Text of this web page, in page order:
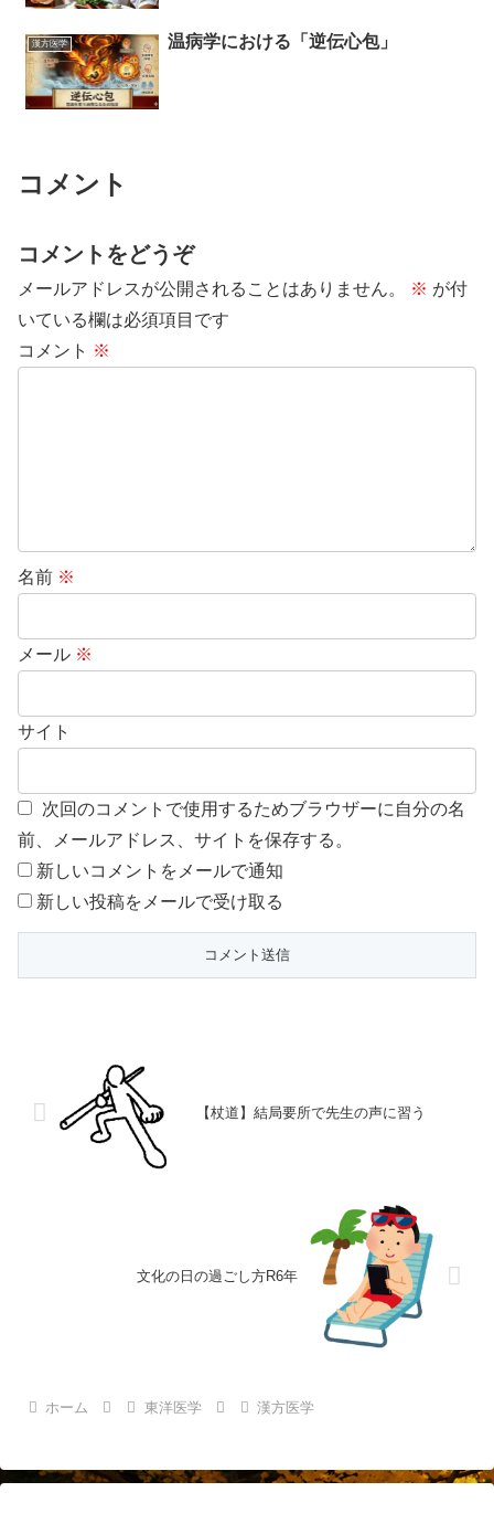
漢方医学 温病学における「逆伝心包」
コメント
コメントをどうぞ
メールアドレスが公開されることはありません。 ※ が付
いている欄は必須項目です
コメント ※
名前 ※
メール ※
サイト
次回のコメントで使用するためブラウザーに自分の名
前、メールアドレス、サイトを保存する。
新しいコメントをメールで通知
新しい投稿をメールで受け取る
【杖道】結局要所で先生の声に習う
文化の日の過ごし方R6年
ホーム 東洋医学 漢方医学